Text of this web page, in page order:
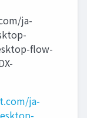
ja-
flow-
ja-